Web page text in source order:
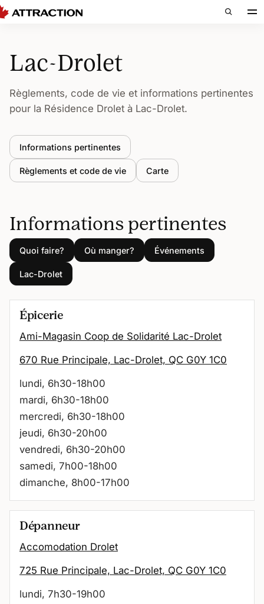
Lac-Drolet
Règlements, code de vie et informations pertinentes
pour la Résidence Drolet à Lac-Drolet.
Informations pertinentes
Règlements et code de vie Carte
Informations pertinentes
Quoi faire? Où manger? Événements
Lac-Drolet
Épicerie
Ami-Magasin Coop de Solidarité Lac-Drolet
670 Rue Principale, Lac-Drolet, QC G0Y 1C0
lundi, 6h30-18h00
mardi, 6h30-18h00
mercredi, 6h30-18h00
jeudi, 6h30-20h00
vendredi, 6h30-20h00
samedi, 7h00-18h00
dimanche, 8h00-17h00
Dépanneur
Accomodation Drolet
725 Rue Principale, Lac-Drolet, QC G0Y 1C0
lundi, 7h30-19h00